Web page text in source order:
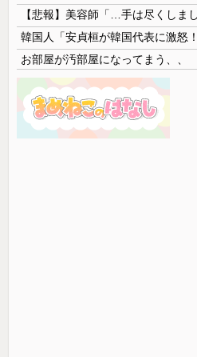
【悲報】美容師「…手は尽くし
お部屋が汚部屋になってまう、、